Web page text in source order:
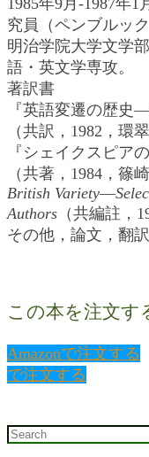
1985年9月-1987年
究員（ペンブルッ
明治学院大学文学
語・英文学専攻。
著訳書
『英語変遷の歴史
（共訳，1982，環翠
『シェイクスピア
（共著，1984，篠
British
Authors （共編註，
その他，論文，翻
この本を注文す
Amazonで注文する
で注文する